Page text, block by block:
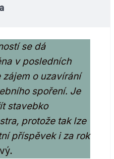
se dá
v posledních
o uzavírání
spoření. Je
stavebko
protože tak lze
příspěvek i za rok